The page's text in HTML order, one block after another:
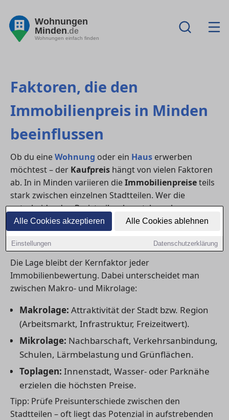
Alle Cookies akzeptieren Alle Cookies ablehnen
Einstellungen Datenschutzerklärung
Wohnungen
Minden.de
Wohnungen einfach finden
Faktoren, die den
Immobilienpreis in Minden
beeinflussen
Ob du eineWohnung oder ein Haus erwerben
möchtest – der Kaufpreis hängt von vielen Faktoren
ab. In in Minden variieren dieImmobilienpreiseteils
stark zwischen einzelnen Stadtteilen. Wer die
entscheidenden Preistreiber kennt, kann besser
verhandeln und den Markt realistisch einschätzen.
1) Lage: der wichtigste Preisfaktor
Die Lage bleibt der Kernfaktor jeder
Immobilienbewertung. Dabei unterscheidet man
zwischen Makro- und Mikrolage:
Makrolage: Attraktivität der Stadt bzw. Region
(Arbeitsmarkt, Infrastruktur, Freizeitwert).
Mikrolage: Nachbarschaft, Verkehrsanbindung,
Schulen, Lärmbelastung und Grünflächen.
Toplagen: Innenstadt, Wasser- oder Parknähe
erzielen die höchsten Preise.
Tipp: Prüfe Preisunterschiede zwischen den
Stadtteilen – oft liegt das Potenzial in aufstrebenden